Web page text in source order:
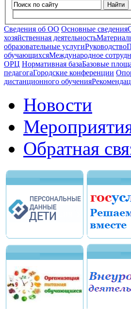
Найти
Сведения об ОО Основные сведения
хозяйственная деятельность
образовательные услугиРуководство
обучающихсяМеждународное
ОРЦ Нормативная базаБазовые
педагогаГородские конференции
дистанционного обучения
Новости
Обратная